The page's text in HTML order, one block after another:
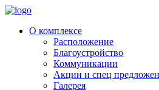
О комплексе
Расположение
Благоустройство
Коммуникации
Акции и спец
Галерея